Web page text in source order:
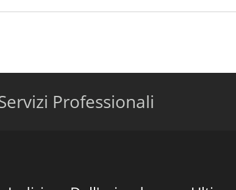
Professionali